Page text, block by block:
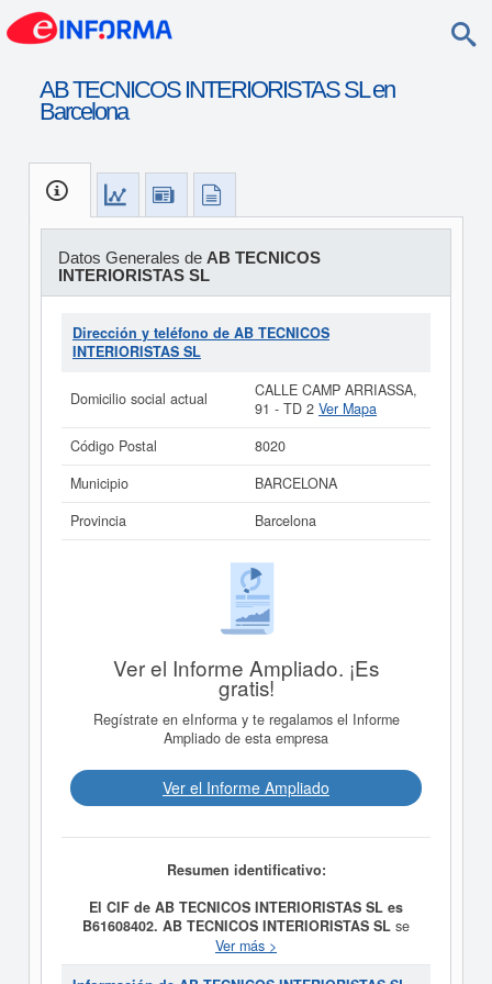
AB TECNICOS INTERIORISTAS SL en
Barcelona
Datos Generales de AB TECNICOS
INTERIORISTAS SL
Dirección y teléfono de AB TECNICOS
INTERIORISTAS SL
Domicilio social actual
CALLE CAMP ARRIASSA,
91 - TD 2 Ver Mapa
Código Postal
8020
Municipio
BARCELONA
Provincia
Barcelona
Ver el Informe Ampliado. ¡Es
gratis!
Regístrate en eInforma y te regalamos el Informe
Ampliado de esta empresa
Ver el Informe Ampliado
Resumen identificativo:
El CIF de AB TECNICOS INTERIORISTAS SL es
B61608402. AB TECNICOS INTERIORISTAS SL se
constituyó el día 05/03/1998 con el objetivo de
REALIZACION, EJECUCION DE PROYECTOS DE
Ver más >